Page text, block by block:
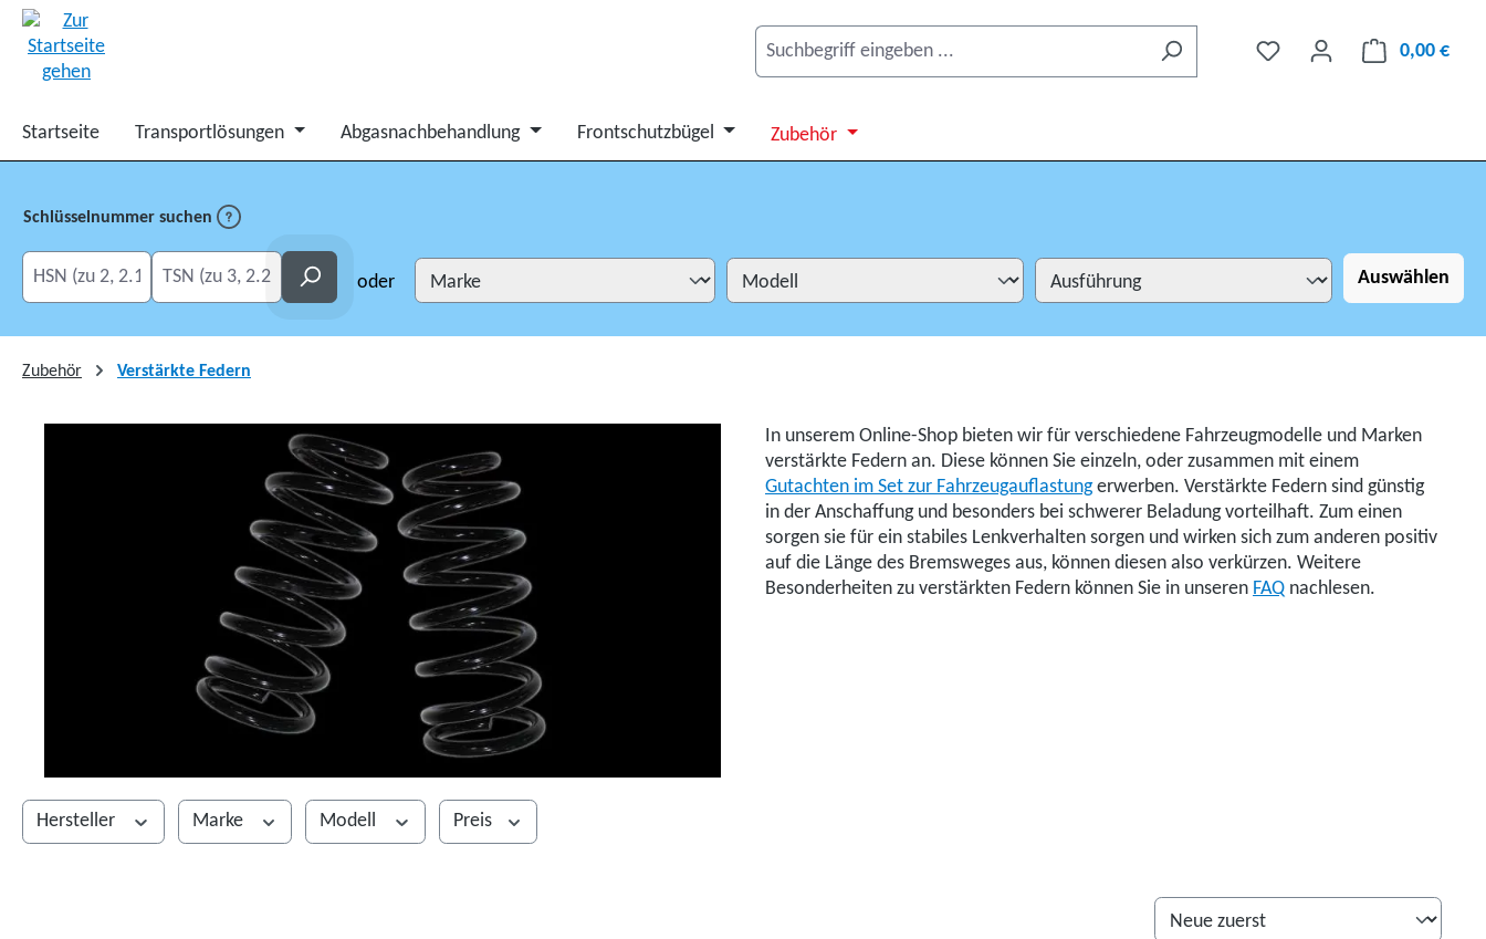
0,00 €
Startseite Transportlösungen Abgasnachbehandlung Frontschutzbügel Zubehör
Schlüsselnummer suchen
HSN eingeben
TSN eingeben Suchen oder Auswählen
Zubehör Verstärkte Federn
In unserem Online-Shop bieten wir für verschiedene Fahrzeugmodelle und Marken
verstärkte Federn an. Diese können Sie einzeln, oder zusammen mit einem
Gutachten im Set zur Fahrzeugauflastungerwerben. Verstärkte Federn sind günstig
in der Anschaffung und besonders bei schwerer Beladung vorteilhaft. Zum einen
sorgen sie für ein stabiles Lenkverhalten sorgen und wirken sich zum anderen positiv
auf die Länge des Bremsweges aus, können diesen also verkürzen. Weitere
Besonderheiten zu verstärkten Federn können Sie in unseren FAQ nachlesen.
Hersteller Marke Modell Preis